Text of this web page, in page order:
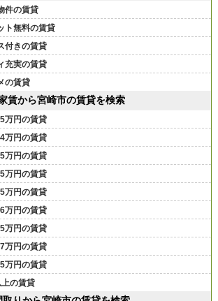
件の賃貸
ト無料の賃貸
付きの賃貸
充実の賃貸
の賃貸
賃から宮崎市の賃貸を検索
万円の賃貸
万円の賃貸
万円の賃貸
万円の賃貸
万円の賃貸
万円の賃貸
万円の賃貸
万円の賃貸
万円の賃貸
の賃貸